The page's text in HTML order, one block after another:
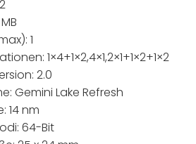
1
1×4+1×2,4×1,2×1+1×2+1×2
2.0
Gemini Lake Refresh
14 nm
64-Bit